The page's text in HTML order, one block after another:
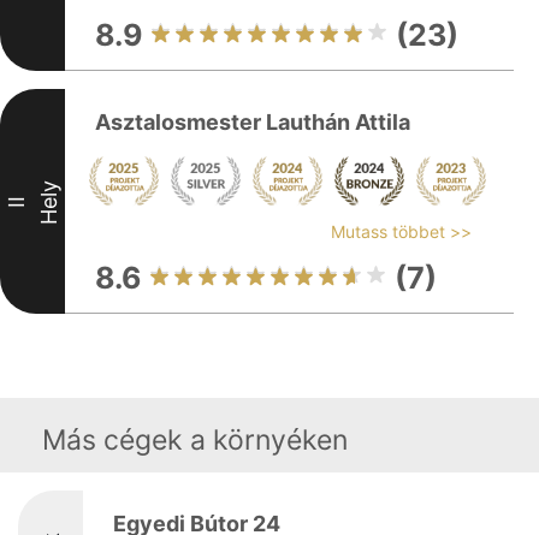
8.9 (23)
II Hely
Asztalosmester Lauthán Attila
Mutass többet >>
8.6 (7)
Más cégek a környéken
Egyedi Bútor 24